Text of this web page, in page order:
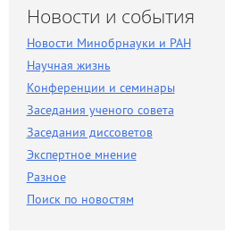
Заседания ученого совета
Заседания диссоветов
Экспертное мнение
Разное
Новости и события
Новости Минобрнауки и РАН
Научная жизнь
Конференции и семинары
Заседания ученого совета
Заседания диссоветов
Экспертное мнение
Разное
Поиск по новостям